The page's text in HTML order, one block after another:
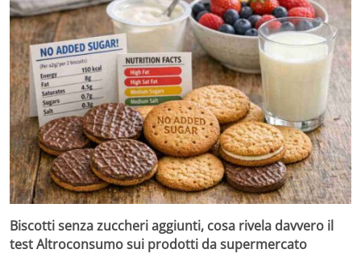
Biscotti senza zuccheri aggiunti, cosa rivela davvero il
test Altroconsumo sui prodotti da supermercato